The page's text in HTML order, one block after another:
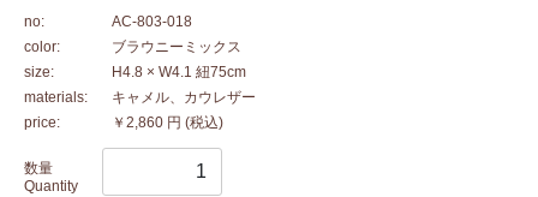
no:
AC-803-018
color:
ブラウニーミックス
size:
H4.8 × W4.1 紐75cm
materials:
キャメル、カウレザー
price:
￥2,860 円 (税込)
数量
Quantity